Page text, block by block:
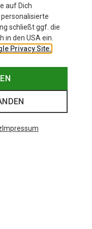
auf Dich
schließt ggf. die
in den USA ein.
Privacy Site.
Impressum